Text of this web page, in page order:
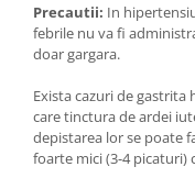
Precautii: In
febrile nu va fi
doar gargara.
Exista cazuri de gastrita
care tinctura de ardei
depistarea lor se poate
foarte mici (3-4